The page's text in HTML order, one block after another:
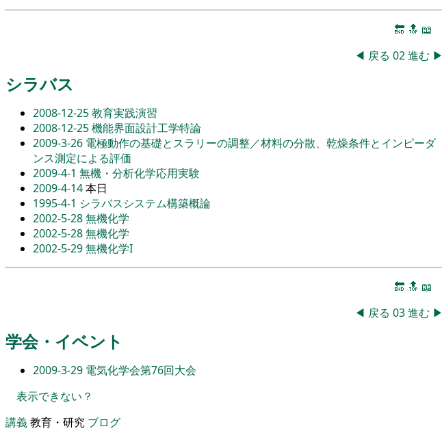
🔚 🔝 📖
◀ 戻る 02進む ▶
シラバス
2008-12-25教育実践演習
2008-12-25機能界面設計工学特論
2009-3-26 電極動作の基礎とスラリーの調整／材料の分散、乾燥条件とインピーダ
ンス測定による評価
2009-4-1 無機・分析化学応用実験
2009-4-14本日
1995-4-1 シラバスシステム構築概論
2002-5-28無機化学
2002-5-28無機化学
2002-5-29無機化学I
🔚 🔝 📖
◀ 戻る 03進む ▶
学会・イベント
2009-3-29 電気化学会第76回大会
表示できない？
講義教育・研究 ブログ